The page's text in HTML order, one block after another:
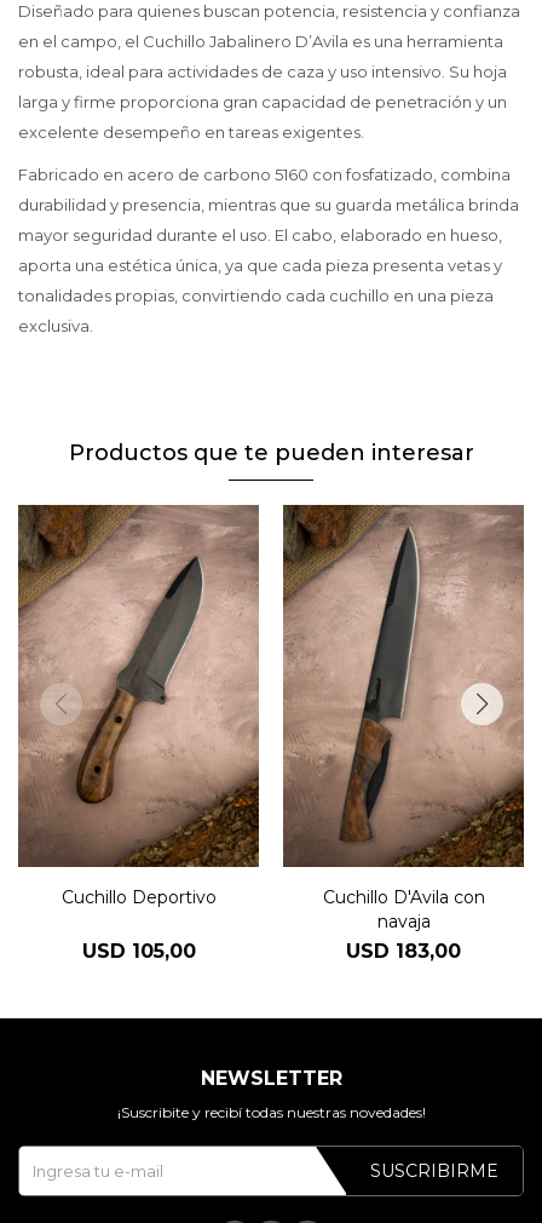
Diseñado para quienes buscan potencia, resistencia y confianza
en el campo, el Cuchillo Jabalinero D’Avila es una herramienta
robusta, ideal para actividades de caza y uso intensivo. Su hoja
larga y firme proporciona gran capacidad de penetración y un
excelente desempeño en tareas exigentes.
Fabricado en acero de carbono 5160 con fosfatizado, combina
durabilidad y presencia, mientras que su guarda metálica brinda
mayor seguridad durante el uso. El cabo, elaborado en hueso,
aporta una estética única, ya que cada pieza presenta vetas y
tonalidades propias, convirtiendo cada cuchillo en una pieza
exclusiva.
Productos que te pueden interesar
Cuchillo Deportivo
USD 105,00
Cuchillo D'Avila con
navaja
USD 183,00
NEWSLETTER
¡Suscribite y recibí todas nuestras novedades!
SUSCRIBIRME